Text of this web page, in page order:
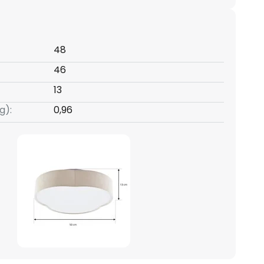
48
46
13
0,96